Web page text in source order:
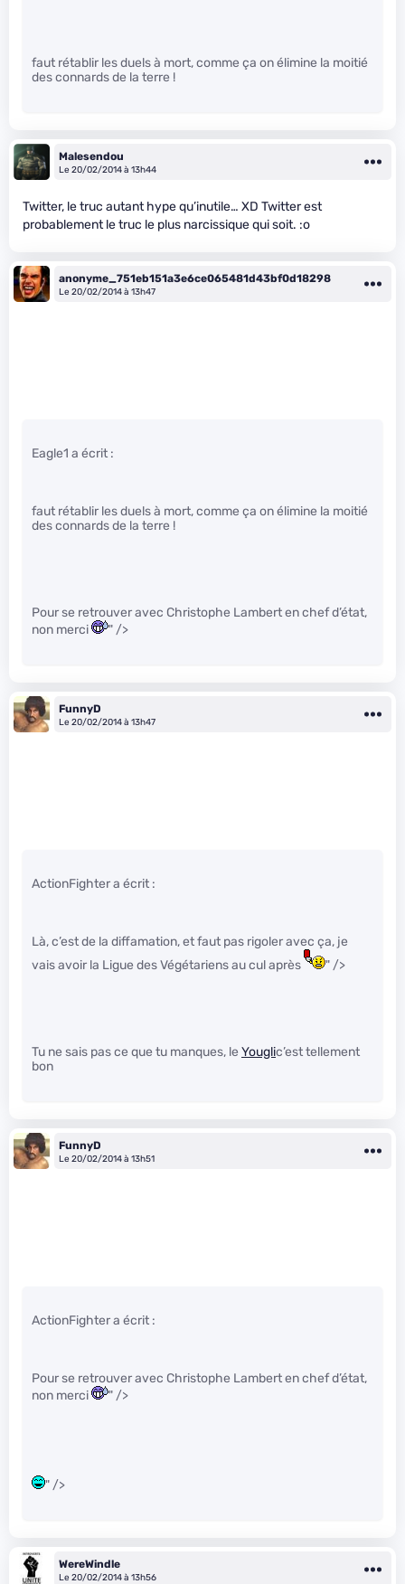
faut rétablir les duels à mort, comme ça on élimine la moitié
des connards de la terre !
Malesendou
Le 20/02/2014 à 13h44
Twitter, le truc autant hype qu’inutile… XD Twitter est
probablement le truc le plus narcissique qui soit. :o
anonyme_751eb151a3e6ce065481d43bf0d18298
Le 20/02/2014 à 13h47
Eagle1 a écrit :
faut rétablir les duels à mort, comme ça on élimine la moitié
des connards de la terre !
Pour se retrouver avec Christophe Lambert en chef d’état,
non merci
" />
FunnyD
Le 20/02/2014 à 13h47
ActionFighter a écrit :
Là, c’est de la diffamation, et faut pas rigoler avec ça, je
vais avoir la Ligue des Végétariens au cul après
" />
Tu ne sais pas ce que tu manques, le Youglic’est tellement
bon
FunnyD
Le 20/02/2014 à 13h51
ActionFighter a écrit :
Pour se retrouver avec Christophe Lambert en chef d’état,
non merci
" />
" />
WereWindle
Le 20/02/2014 à 13h56